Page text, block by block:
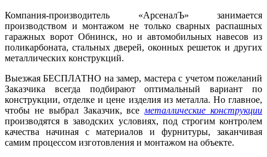
Компания-производитель «АрсеналЪ» занимается
производством и монтажом не только сварных распашных
гаражных ворот Обнинск, но и автомобильных навесов из
поликарбоната, стальных дверей, оконных решеток и других
металлических конструкций.
Выезжая БЕСПЛАТНО на замер, мастера с учетом пожеланий
Заказчика всегда подбирают оптимальный вариант по
конструкции, отделке и цене изделия из металла. Но главное,
чтобы не выбрал Заказчик, все металлические конструкции
производятся в заводских условиях, под строгим контролем
качества начиная с материалов и фурнитуры, заканчивая
самим процессом изготовления и монтажом на объекте.